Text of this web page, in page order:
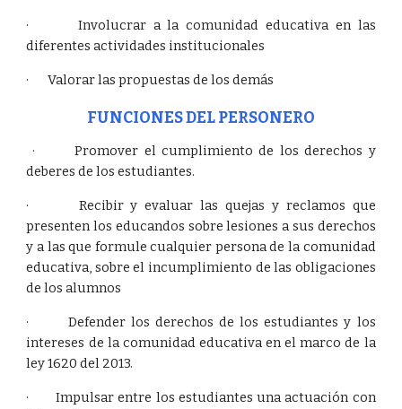
· Involucrar a la comunidad educativa en las
diferentes actividades institucionales
· Valorar las propuestas de los demás
FUNCIONES DEL PERSONERO
· Promover el cumplimiento de los derechos y
deberes de los estudiantes.
· Recibir y evaluar las quejas y reclamos que
presenten los educandos sobre lesiones a sus derechos
y a las que formule cualquier persona de la comunidad
educativa, sobre el incumplimiento de las obligaciones
de los alumnos
· Defender los derechos de los estudiantes y los
intereses de la comunidad educativa en el marco de la
ley 1620 del 2013.
· Impulsar entre los estudiantes una actuación con